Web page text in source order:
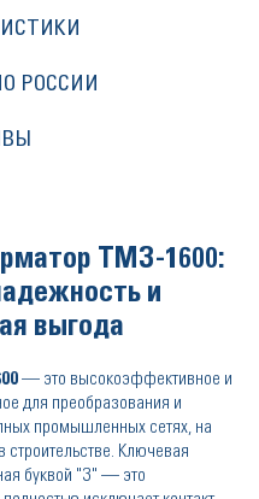
РОССИИ
ТМЗ-1600:
и
выгода
— это высокоэффективное и
для преобразования и
промышленных сетях, на
строительстве. Ключевая
буквой "З" — это